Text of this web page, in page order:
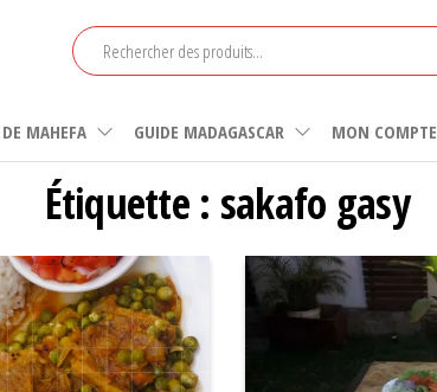
MAHEFA GUIDE MADAGASCAR MON COMPTE
Étiquette : sakafo gasy